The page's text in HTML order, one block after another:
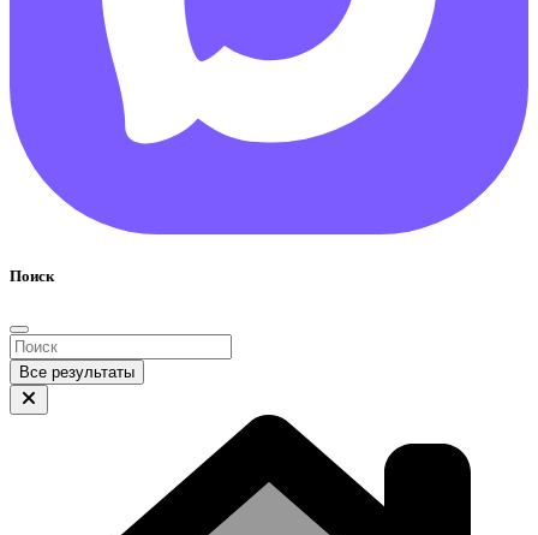
Поиск
Все результаты